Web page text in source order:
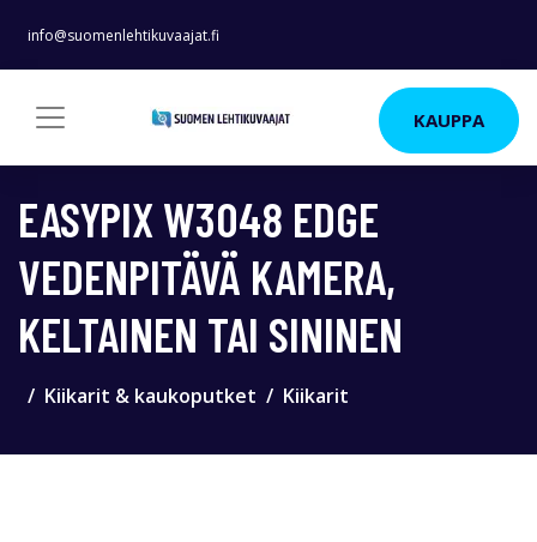
info@suomenlehtikuvaajat.fi
KAUPPA
EASYPIX W3048 EDGE
VEDENPITÄVÄ KAMERA,
KELTAINEN TAI SININEN
Kiikarit & kaukoputket Kiikarit